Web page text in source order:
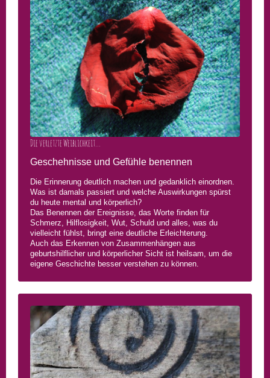
Die verletzte Weiblichkeit...
Geschehnisse und Gefühle benennen
Die Erinnerung deutlich machen und gedanklich einordnen.
Was ist damals passiert und welche Auswirkungen spürst
du heute mental und körperlich?
Das Benennen der Ereignisse, das Worte finden für
Schmerz, Hilflosigkeit, Wut, Schuld und alles, was du
vielleicht fühlst, bringt eine deutliche Erleichterung.
Auch das Erkennen von Zusammenhängen aus
geburtshilflicher und körperlicher Sicht ist heilsam, um die
eigene Geschichte besser verstehen zu können.